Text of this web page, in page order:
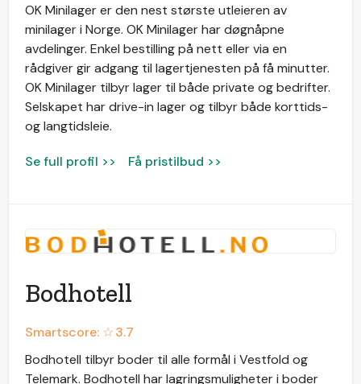
OK Minilager er den nest største utleieren av
minilager i Norge. OK Minilager har døgnåpne
avdelinger. Enkel bestilling på nett eller via en
rådgiver gir adgang til lagertjenesten på få minutter.
OK Minilager tilbyr lager til både private og bedrifter.
Selskapet har drive-in lager og tilbyr både korttids-
og langtidsleie.
Se full profil >> Få pristilbud >>
Bodhotell
Smartscore: ☆3.7
Bodhotell tilbyr boder til alle formål i Vestfold og
Telemark. Bodhotell har lagringsmuligheter i boder